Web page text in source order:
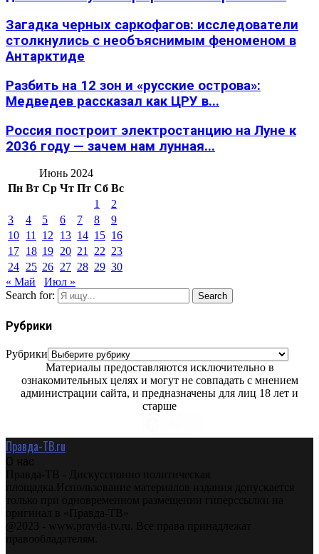
Загадка черных саркофагов: исследователи
столкнулись с необъяснимым феноменом в
Антарктиде
Разбить на 12 зон и «русские острова»:
Медведев рассказал как ЦРУ в...
Россия построит электростанцию на Луне к
2036 году — зачем нам лунная...
Июнь 2024
Пн Вт Ср Чт Пт Сб Вс
1
2
3
4 5 6 7 8
9
10 11 12 13 14 15 16
17 18 19 20 21 22 23
24 25 26 27 28 29 30
« Май
Июл »
Search for:
Search
Рубрики
Рубрики
Материалы предоставляются исключительно в
ознакомительных целях и могут не совпадать с мнением
администрации сайта, и предназначены для лиц 18 лет и
старше
Правда-ТВ.ru
О нас
Правда-ТВ - Дискуссионно политическая
площадка.Использование материалов издания допускается
только при одновременном размещении гиперссылки на
оригинал в «Правда-ТВ»
@2023 - www.pravda-tv.ru. Все права принадлежат
правообладателям.